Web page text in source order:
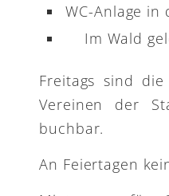
WC-Anlage in
Im Wald
Freitags sind
Vereinen der
buchbar.
An Feiertagen